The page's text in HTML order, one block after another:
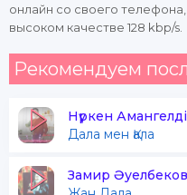
онлайн со своего
высоком качестве 128 kbp/s.
Рекомендуем
Нүркен Амангелді
Дала мен Қала
Замир Әуелбеков